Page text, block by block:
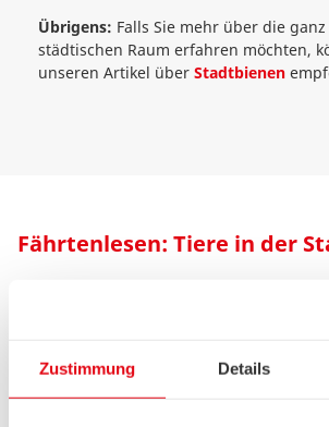
Zustimmung Details
Übrigens: Falls Sie mehr über die
städtischen Raum erfahren möchten,
unseren Artikel über Stadtbienen
Fährtenlesen: Tiere in der
Durch den verringerten